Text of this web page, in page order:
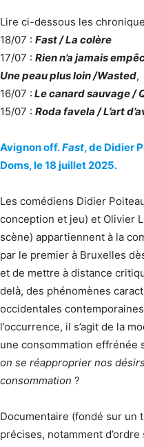
Lire ci-dessous les
18/07 : Fast / La colère
17/07 : Rien n’a jamais
Une peau plus loin /Wasted,
16/07 : Le canard sauvage /
15/07 : Roda favela / L’art
Avignon off.Fast, de Didier
Doms, le 18 juillet 2025.
Les comédiens Didier
conception et jeu) et Olivier
scène) appartiennent à la
par le premier à Bruxelles
et de mettre à distance
delà, des phénomènes
occidentales
l’occurrence, il s’agit de la
une consommation effrénée
on se réapproprier nos
consommation ?
Documentaire (fondé sur un
précises, notamment